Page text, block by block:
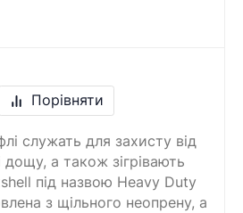
Порівняти
служать для захисту від
дощу, а також зігрівають
під назвою Heavy Duty
з щільного неопрену, а